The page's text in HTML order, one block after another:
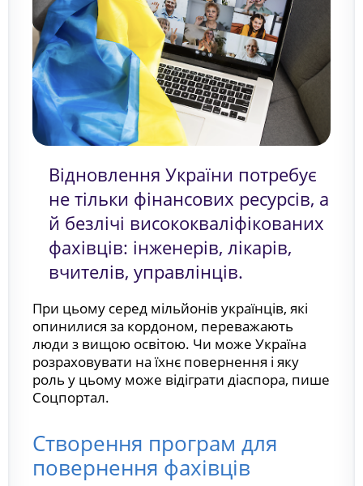
Відновлення України потребує
не тільки фінансових ресурсів, а
й безлічі висококваліфікованих
фахівців: інженерів, лікарів,
вчителів, управлінців.
При цьому серед мільйонів українців, які
опинилися за кордоном, переважають
люди з вищою освітою. Чи може Україна
розраховувати на їхнє повернення і яку
роль у цьому може відіграти діаспора, пише
Соцпортал.
Створення програм для
повернення фахівців